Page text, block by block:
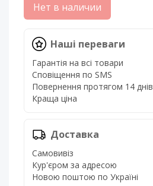
Нет в наличии
Наші переваги
Гарантія на всі товари
Сповіщення по SMS
Повернення протягом 14 днів
Краща ціна
Доставка
Самовивіз
Кур'єром за адресою
Новою поштою по Україні